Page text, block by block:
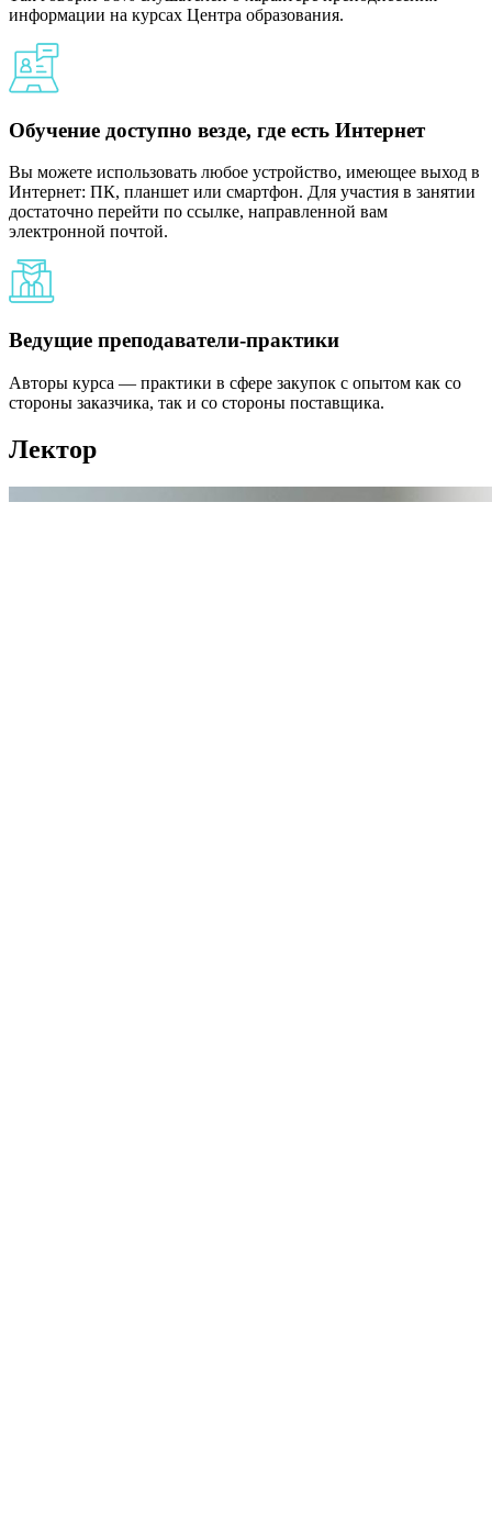
информации на курсах Центра образования.
Обучение доступно везде, где есть Интернет
Вы можете использовать любое устройство, имеющее выход в
Интернет: ПК, планшет или смартфон. Для участия в занятии
достаточно перейти по ссылке, направленной вам
электронной почтой.
Ведущие преподаватели-практики
Авторы курса — практики в сфере закупок с опытом как со
стороны заказчика, так и со стороны поставщика.
Лектор